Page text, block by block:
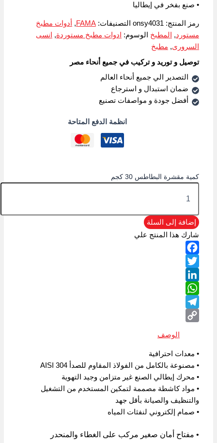
• صنع بفخر في إيطاليا
رمز المنتج:onsy4031 التصنيفات:FAMA
,
أدوات مطبخ
مستورد, المطبخ الوسوم: ادوات مطبخ مستوردة,
انسى
السرورى, مطبخ
توصيل و توريد و تركيب في جميع أنحاء مصر
التصدير الي جميع أنحاء العالم
ضمان استبدال و استرجاع
أفضل جودة و مواصفات تصنيع
انظمة الدفع المتاحة
كمية مقشرة البطاطس 30 كجم
إضافة إلى السلة
شارك هذا المنتج علي
Facebook
Twitter
LinkedIn
WhatsApp
Telegram
الوصف
• معدات احترافية
• مصنوعة بالكامل من الفولاذ المقاوم للصدأ AISI 304
• محرك إيطالي الصنع غير متزامن وجيد التهوية
• مواد كاشطة مصممة لتمكين المستخدم من التشغيل
والتنظيف والصيانة بأقل جهد
• صمام إلكتروني لنفثات المياه
• مفتاح أمان صغير مركب على الغطاء والمنحدر